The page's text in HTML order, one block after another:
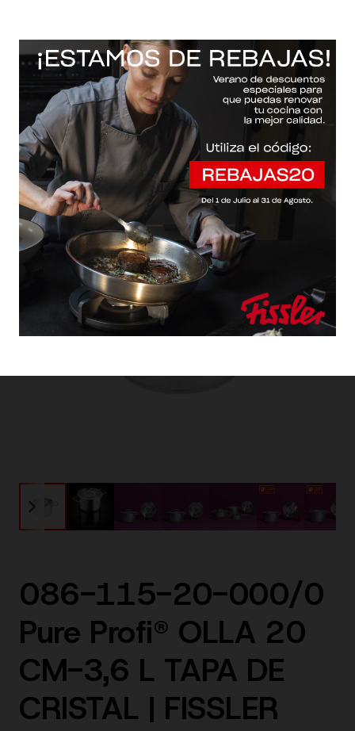
Inicio / Fissler Web / Baterías de cocina / Pure-profi®
086-115-20-000/0
Pure Profi® OLLA 20
CM-3,6 L TAPA DE
CRISTAL | FISSLER